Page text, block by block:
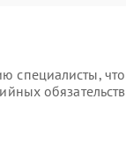
специалисты, что
обязательств